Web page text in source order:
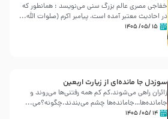
خفاجی مصری عالم بزرگ سنی می‌نویسد : همانطور که
در احادیث معتبر آمده است، پیامبر اکرم (صلوات اللّه...
۱۵ /۰۵/ ۱۴۰۵
سوزدل جا مانده‌ای از زیارت اربعین
زائران راهی می‌شوند،کم‌ کم همه رفتنی‌ها می‌روند و
جامانده‌ها…جامانده‌ها چشم می‌بندند.چگونه؟می‌...
۱۴ /۰۵/ ۱۴۰۵